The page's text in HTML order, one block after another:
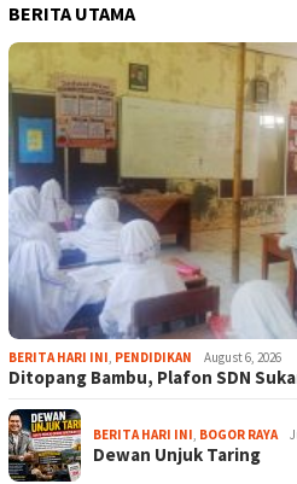
BERITA UTAMA
BERITA HARI INI, PENDIDIKAN August 6, 2026
Ditopang Bambu, Plafon SDN
BERITA HARI INI, BOGOR RAYA
Dewan Unjuk Taring